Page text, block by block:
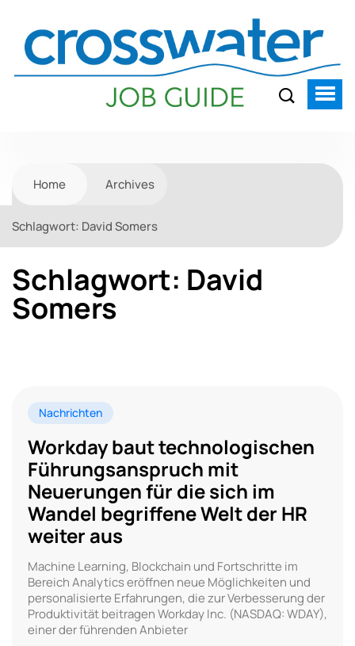
Home Archives
Schlagwort: David Somers
Schlagwort: David
Somers
Nachrichten
Workday baut technologischen
Führungsanspruch mit
Neuerungen für die sich im
Wandel begriffene Welt der HR
weiter aus
Machine Learning, Blockchain und Fortschritte im
Bereich Analytics eröffnen neue Möglichkeiten und
personalisierte Erfahrungen, die zur Verbesserung der
Produktivität beitragen Workday Inc. (NASDAQ: WDAY),
einer der führenden Anbieter